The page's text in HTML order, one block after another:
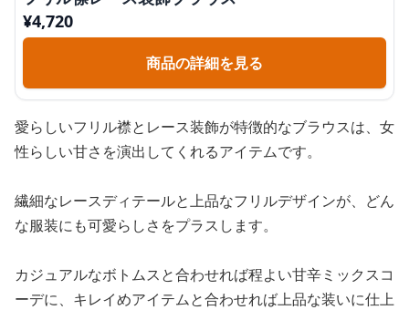
¥4,720
商品の詳細を見る
愛らしいフリル襟とレース装飾が特徴的なブラウスは、女
性らしい甘さを演出してくれるアイテムです。
繊細なレースディテールと上品なフリルデザインが、どん
な服装にも可愛らしさをプラスします。
カジュアルなボトムスと合わせれば程よい甘辛ミックスコ
ーデに、キレイめアイテムと合わせれば上品な装いに仕上